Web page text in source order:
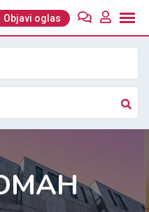
Objavi oglas